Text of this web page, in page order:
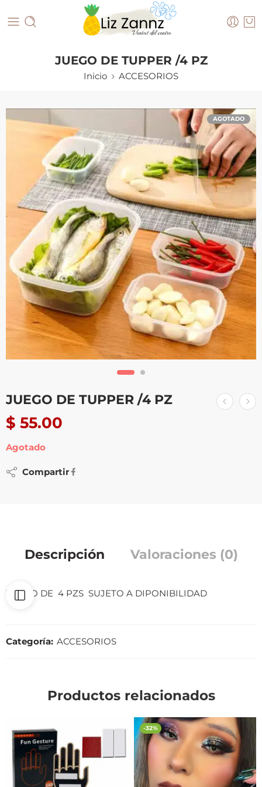
JUEGO DE TUPPER /4 PZ
Inicio ACCESORIOS
AGOTADO
JUEGO DE TUPPER /4 PZ
$ 55.00
Agotado
Compartir
Descripción Valoraciones (0)
JUEGO DE 4 PZS SUJETO A DIPONIBILIDAD
Categoría: ACCESORIOS
Productos relacionados
-32%